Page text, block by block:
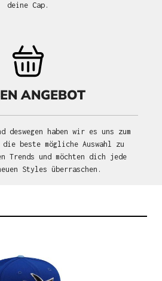
deine Cap.
ANGEBOT
deswegen haben wir es uns zum
beste mögliche Auswahl zu
Trends und möchten dich jede
Styles überraschen.